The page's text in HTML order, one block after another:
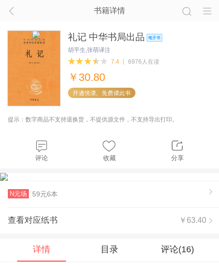
书籍详情
礼记 中华书局出品
胡平生,张萌译注
7.4
6976人在读
￥ 30.80
提示：数字商品不支持退换货，不提供源文件，不支持导出打印。
评论 收藏 分享
N元场 59元6本
查看对应纸书 ￥63.40
详情 目录 评论(16)